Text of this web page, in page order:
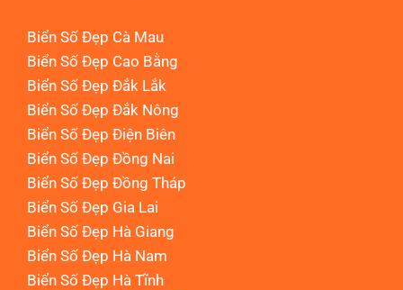
Biển Số Đẹp Cà Mau
Biển Số Đẹp Cao Bằng
Biển Số Đẹp Đắk Lắk
Biển Số Đẹp Đắk Nông
Biển Số Đẹp Điện Biên
Biển Số Đẹp Đồng Nai
Biển Số Đẹp Đồng Tháp
Biển Số Đẹp Gia Lai
Biển Số Đẹp Hà Giang
Biển Số Đẹp Hà Nam
Biển Số Đẹp Hà Tĩnh